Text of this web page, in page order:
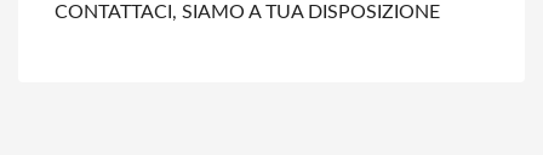
CONTATTACI, SIAMO A TUA DISPOSIZIONE